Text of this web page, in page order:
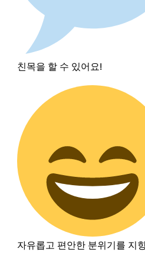
친목을 할 수 있어요!
자유롭고 편안한 분위기를 지